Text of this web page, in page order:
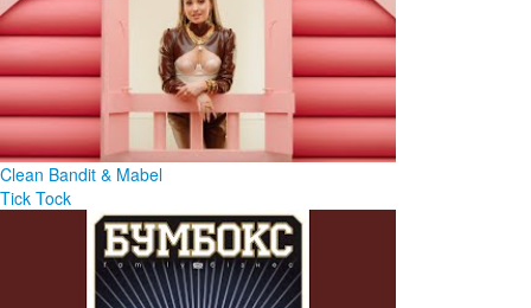
Clean Bandit & Mabel
Tick Tock